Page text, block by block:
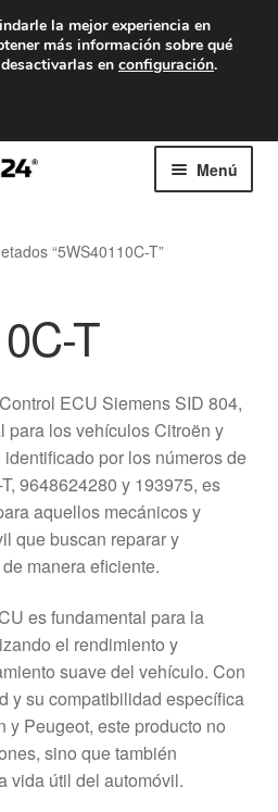
desde 7 EUR
de 9 a. m. a 4 p. m.
Menú
“5WS40110C-T”
T
ECU Siemens SID 804,
para los vehículos Citroën y
por los números de
9648624280 y 193975, es
aquellos mecánicos y
que buscan reparar y
manera eficiente.
es fundamental para la
el rendimiento y
suave del vehículo. Con
y su compatibilidad específica
y Peugeot, este producto no
sino que también
vida útil del automóvil.
la mejor experiencia en
más información sobre qué
en configuración.